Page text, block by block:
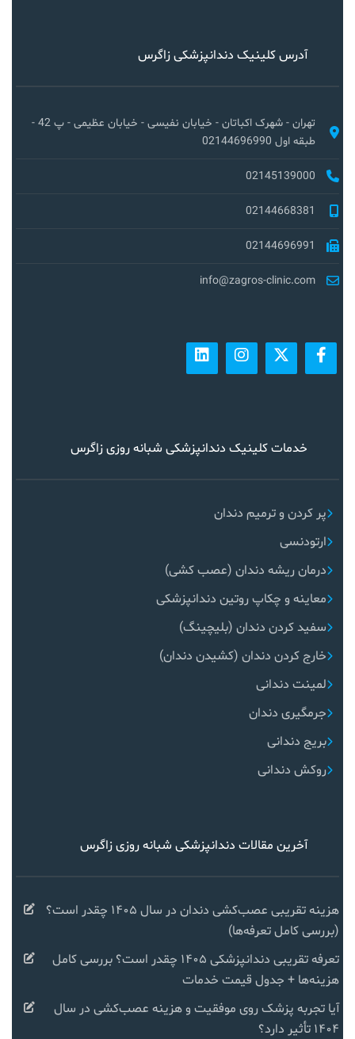
آدرس کلینیک دندانپزشکی زاگرس
تهران - شهرک اکباتان - خیابان نفیسی - خیابان عظیمی - پ 42 -
طبقه اول 02144696990
02145139000
02144668381
02144696991
info@zagros-clinic.com
خدمات کلینیک دندانپزشکی شبانه روزی زاگرس
پر کردن و ترمیم دندان
ارتودنسی
درمان ریشه دندان (عصب کشی)
معاینه و چکاپ روتین دندانپزشکی
سفید کردن دندان (بلیچینگ)
خارج کردن دندان (کشیدن دندان)
لمینت دندانی
جرمگیری دندان
بریج دندانی
روکش دندانی
آخرین مقالات دندانپزشکی شبانه روزی زاگرس
هزینه تقریبی عصب‌کشی دندان در سال ۱۴۰۵ چقدر است؟
(بررسی کامل تعرفه‌ها)
تعرفه تقریبی دندانپزشکی ۱۴۰۵ چقدر است؟ بررسی کامل
هزینه‌ها + جدول قیمت خدمات
آیا تجربه پزشک روی موفقیت و هزینه عصب‌کشی در سال
۱۴۰۴ تأثیر دارد؟